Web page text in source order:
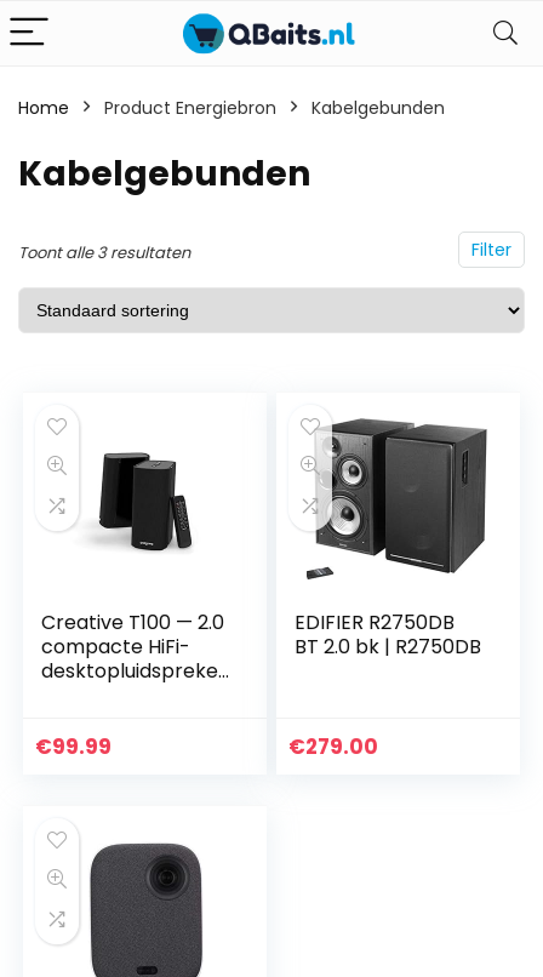
Home Product Energiebron Kabelgebunden
Kabelgebunden
Filter
Toont alle 3 resultaten
Creative T100 — 2.0
compacte HiFi-
desktopluidspreker
Bluetooth 5.0,
€99.99
EDIFIER R2750DB
BT 2.0 bk | R2750DB
€279.00